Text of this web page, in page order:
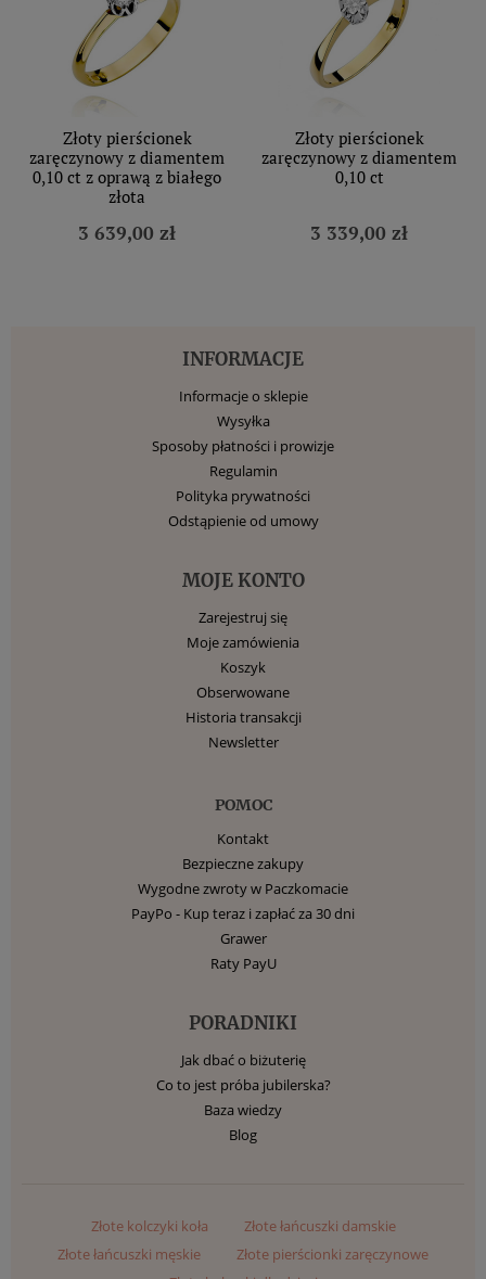
Złoty pierścionek
zaręczynowy z diamentem
0,10 ct z oprawą z białego
złota
3 639,00 zł
Złoty pierścionek
zaręczynowy z diamentem
0,10 ct
3 339,00 zł
INFORMACJE
Informacje o sklepie
Wysyłka
Sposoby płatności i prowizje
Regulamin
Polityka prywatności
Odstąpienie od umowy
MOJE KONTO
Zarejestruj się
Moje zamówienia
Koszyk
Obserwowane
Historia transakcji
Newsletter
POMOC
Kontakt
Bezpieczne zakupy
Wygodne zwroty w Paczkomacie
PayPo - Kup teraz i zapłać za 30 dni
Grawer
Raty PayU
PORADNIKI
Jak dbać o biżuterię
Co to jest próba jubilerska?
Baza wiedzy
Blog
Złote kolczyki koła
Złote łańcuszki damskie
Złote łańcuszki męskie
Złote pierścionki zaręczynowe